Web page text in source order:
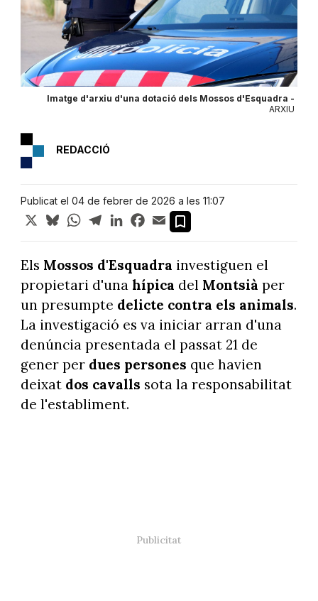
Imatge d'arxiu d'una dotació dels Mossos d'Esquadra -
ARXIU
REDACCIÓ
Publicat el 04 de febrer de 2026 a les 11:07
X BlueskyWhatsApp
TelegramLinkedInFacebook
Email
Els Mossos d'Esquadra investiguen el
propietari d'una hípica del Montsià per
un presumpte delicte contra els animals.
La investigació es va iniciar arran d'una
denúncia presentada el passat 21 de
gener per dues persones que havien
deixat dos cavalls sota la responsabilitat
de l'establiment.